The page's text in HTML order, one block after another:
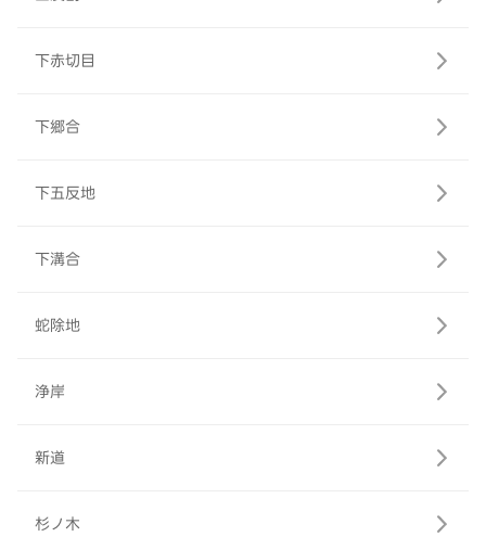
下赤切目
下郷合
下五反地
下溝合
蛇除地
浄岸
新道
杉ノ木